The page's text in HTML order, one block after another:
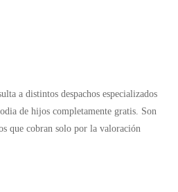
a distintos despachos especializados
de hijos completamente gratis. Son
que cobran solo por la valoración